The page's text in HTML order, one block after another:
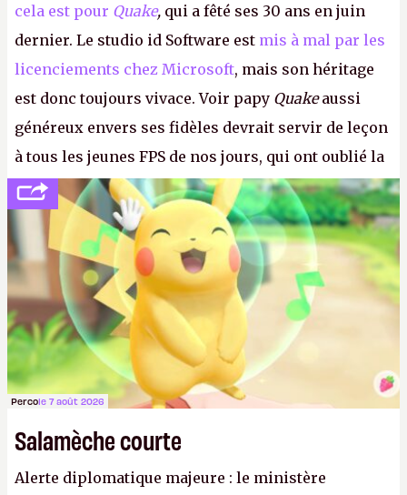
cela est pour Quake, qui a fêté ses 30 ans en juin
dernier. Le studio id Software est mis à mal par les
licenciements chez Microsoft, mais son héritage
est donc toujours vivace. Voir papy Quakeaussi
généreux envers ses fidèles devrait servir de leçon
à tous les jeunes FPS de nos jours, qui ont oublié la
politesse et le respect envers leurs joueurs et les
anciens. Il leur faudrait une bonne guerre des
consoles à ces petits cons !
Percole 7 août 2026
Salamèche courte
Alerte diplomatique majeure : le ministère